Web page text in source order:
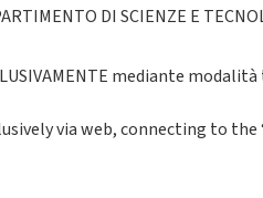
DI SCIENZE E
mediante
via web, connecting to